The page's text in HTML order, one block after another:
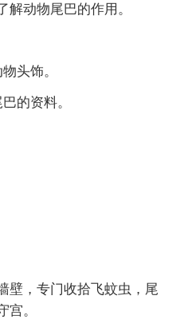
解动物尾巴的作用。
头饰。
的资料。
壁，专门收拾飞蚊虫，尾
宫。